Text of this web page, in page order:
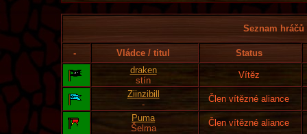
Seznam
- Vládce / titul
Status
draken
stín
Vítěz
Ziinzibill
-
Člen vítězné aliance
Puma
Šelma
Člen vítězné aliance